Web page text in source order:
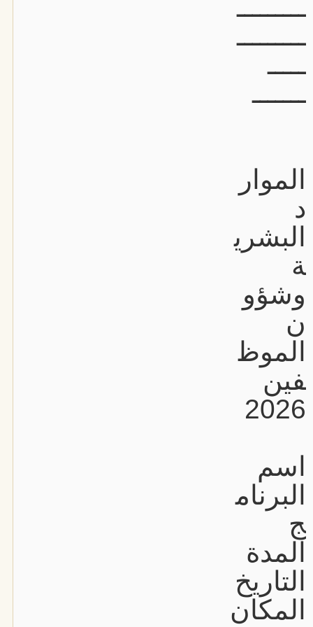
ـــــــــ
ـــــــــ
ـــــ
ـــــــ
الموار
د
البشري
ة
وشؤو
ن
الموظ
فين
2026
اسم
البرنام
ج
المدة
التاريخ
المكان